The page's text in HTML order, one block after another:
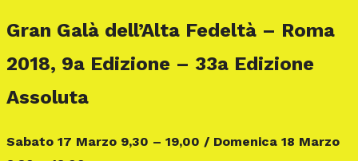
Gran Galà dell’Alta Fedeltà – Roma
2018, 9a Edizione – 33a Edizione
Assoluta
Sabato 17 Marzo 9,30 – 19,00 / Domenica 18 Marzo